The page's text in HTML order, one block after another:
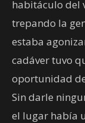
habitáculo del
trepando la
estaba
cadáver tuvo
oportunidad
Sin darle
el lugar había